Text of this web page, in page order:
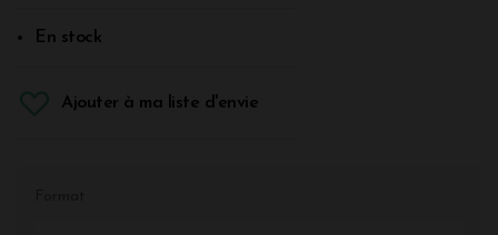
En stock
Ajouter à ma liste d'envie